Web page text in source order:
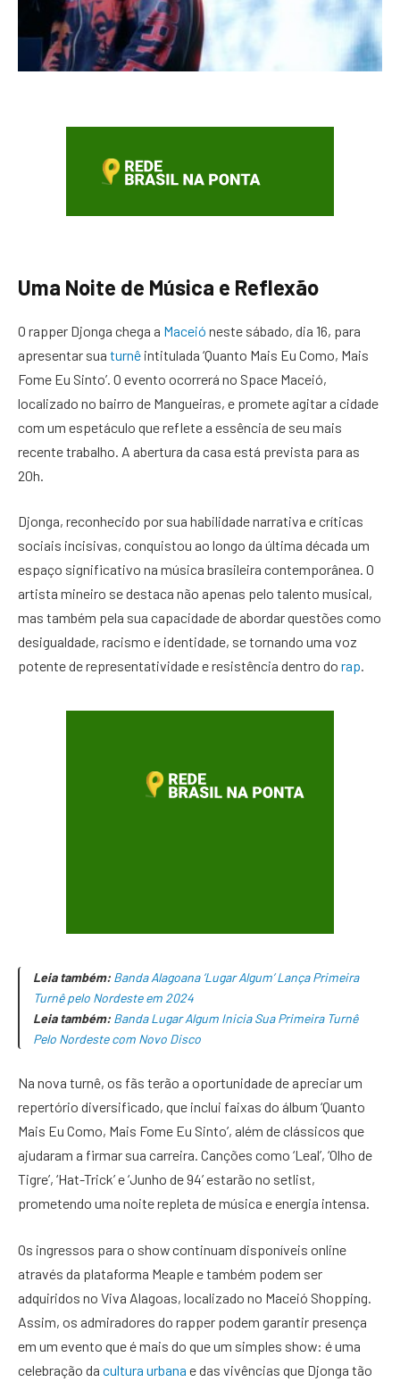
Uma Noite de Música e Reflexão
O rapper Djonga chega a Maceió neste sábado, dia 16, para
apresentar sua turnê intitulada ‘Quanto Mais Eu Como, Mais
Fome Eu Sinto’. O evento ocorrerá no Space Maceió,
localizado no bairro de Mangueiras, e promete agitar a cidade
com um espetáculo que reflete a essência de seu mais
recente trabalho. A abertura da casa está prevista para as
20h.
Djonga, reconhecido por sua habilidade narrativa e críticas
sociais incisivas, conquistou ao longo da última década um
espaço significativo na música brasileira contemporânea. O
artista mineiro se destaca não apenas pelo talento musical,
mas também pela sua capacidade de abordar questões como
desigualdade, racismo e identidade, se tornando uma voz
potente de representatividade e resistência dentro do rap.
Leia também: Banda Alagoana ‘Lugar Algum’ Lança Primeira
Turnê pelo Nordeste em 2024
Leia também: Banda Lugar Algum Inicia Sua Primeira Turnê
Pelo Nordeste com Novo Disco
Na nova turnê, os fãs terão a oportunidade de apreciar um
repertório diversificado, que inclui faixas do álbum ‘Quanto
Mais Eu Como, Mais Fome Eu Sinto’, além de clássicos que
ajudaram a firmar sua carreira. Canções como ‘Leal’, ‘Olho de
Tigre’, ‘Hat-Trick’ e ‘Junho de 94’ estarão no setlist,
prometendo uma noite repleta de música e energia intensa.
Os ingressos para o show continuam disponíveis online
através da plataforma Meaple e também podem ser
adquiridos no Viva Alagoas, localizado no Maceió Shopping.
Assim, os admiradores do rapper podem garantir presença
em um evento que é mais do que um simples show: é uma
celebração da cultura urbana e das vivências que Djonga tão